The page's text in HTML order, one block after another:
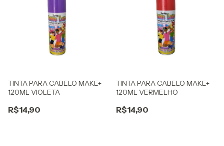
TINTA PARA CABELO MAKE+
120ML VIOLETA
R$14,90
TINTA PARA CABELO MAKE+
120ML VERMELHO
R$14,90